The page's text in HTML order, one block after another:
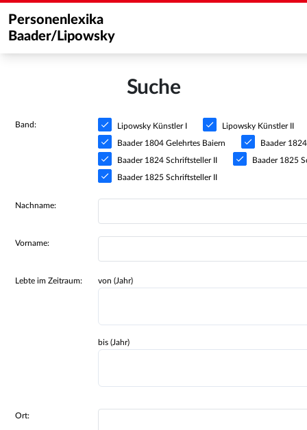
Personenlexika
Baader/Lipowsky
Suche
Band: Lipowsky Künstler I Lipowsky Künstler II
Baader 1804 Gelehrtes Baiern Baader
Baader 1824 Schriftsteller II Baader 1825
Baader 1825 Schriftsteller II
Nachname:
Vorname:
Lebte im Zeitraum: von (Jahr)
bis (Jahr)
Ort: